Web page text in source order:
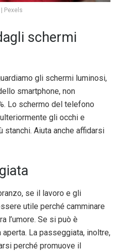
| Pexels
schermi
gli schermi luminosi,
smartphone, non
Lo schermo del telefono
gli occhi e
stanchi. Aiuta anche affidarsi
se il lavoro e gli
utile perché camminare
l’umore. Se si può è
La passeggiata, inoltre,
perché promuove il